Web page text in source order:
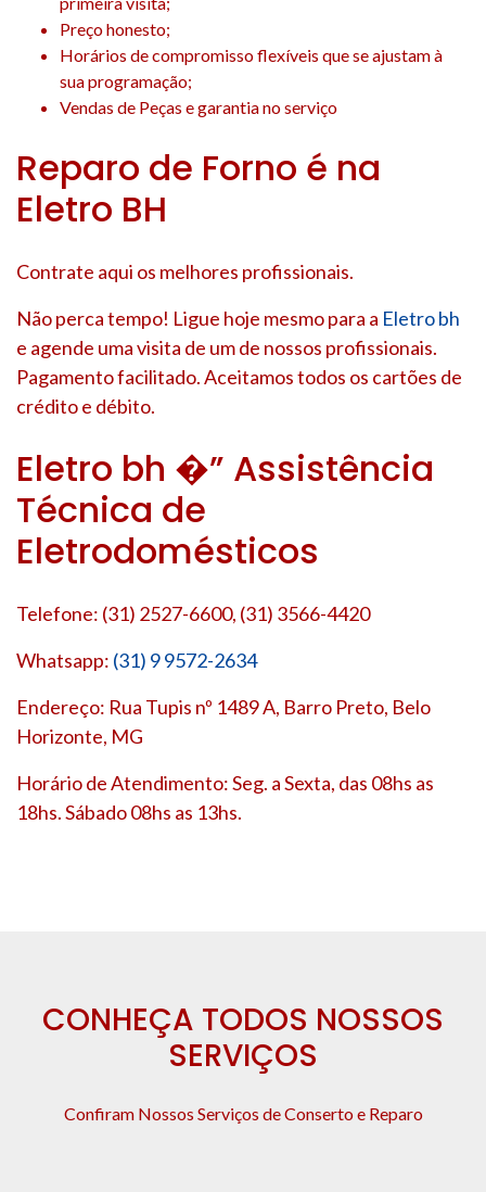
Preço honesto;
Horários de compromisso flexíveis que se ajustam à
sua programação;
Vendas de Peças e garantia no serviço
Reparo de Forno é na
Eletro BH
Contrate aqui os melhores profissionais.
Não perca tempo! Ligue hoje mesmo para a Eletro bh
e agende uma visita de um de nossos profissionais.
Pagamento facilitado. Aceitamos todos os cartões de
crédito e débito.
Eletro bh �” Assistência
Técnica de
Eletrodomésticos
Telefone: (31) 2527-6600, (31) 3566-4420
Whatsapp: (31) 9 9572-2634
Endereço: Rua Tupis nº 1489 A, Barro Preto, Belo
Horizonte, MG
Horário de Atendimento: Seg. a Sexta, das 08hs as
18hs. Sábado 08hs as 13hs.
CONHEÇA TODOS NOSSOS
SERVIÇOS
Confiram Nossos Serviços de Conserto e Reparo